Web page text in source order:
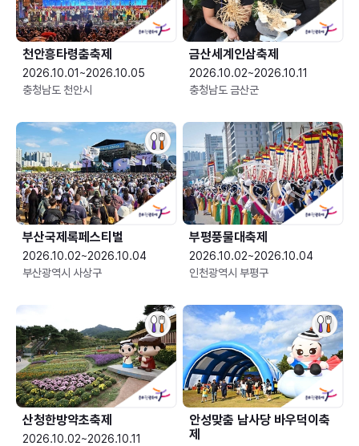
천안흥타령춤축제
2026.10.01~2026.10.05
충청남도 천안시
금산세계인삼축제
2026.10.02~2026.10.11
충청남도 금산군
부산국제록페스티벌
2026.10.02~2026.10.04
부산광역시 사상구
부평풍물대축제
2026.10.02~2026.10.04
인천광역시 부평구
산청한방약초축제
2026.10.02~2026.10.11
안성맞춤 남사당 바우덕이축
제